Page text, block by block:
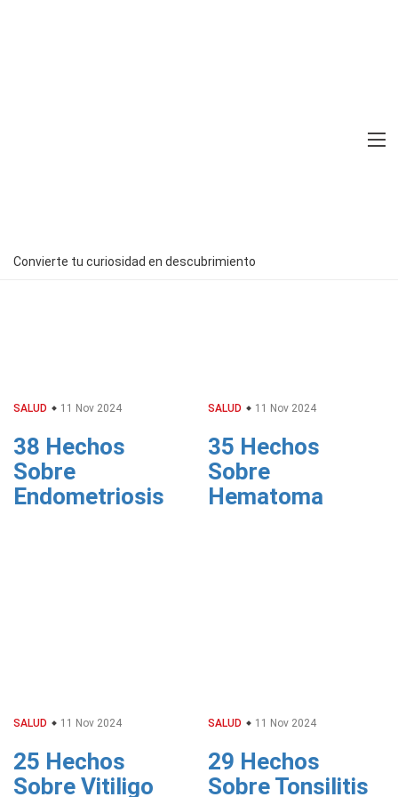
Convierte tu curiosidad en descubrimiento
SALUD 11 Nov 2024
38 Hechos
Sobre
Endometriosis
SALUD 11 Nov 2024
35 Hechos
Sobre
Hematoma
SALUD 11 Nov 2024
25 Hechos
Sobre Vitiligo
SALUD 11 Nov 2024
29 Hechos
Sobre Tonsilitis